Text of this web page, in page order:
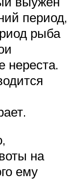
период,
рыба
нереста.
на
ему